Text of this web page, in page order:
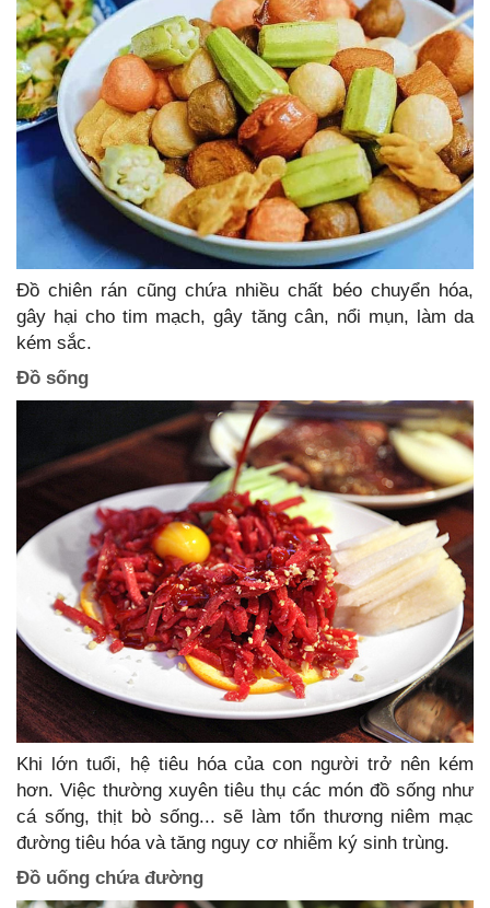
Đồ chiên rán cũng chứa nhiều chất béo chuyển hóa,
gây hại cho tim mạch, gây tăng cân, nổi mụn, làm da
kém sắc.
Đồ sống
Khi lớn tuổi, hệ tiêu hóa của con người trở nên kém
hơn. Việc thường xuyên tiêu thụ các món đồ sống như
cá sống, thịt bò sống... sẽ làm tổn thương niêm mạc
đường tiêu hóa và tăng nguy cơ nhiễm ký sinh trùng.
Đồ uống chứa đường